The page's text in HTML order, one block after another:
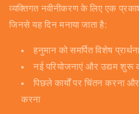
व्यक्तिगत नवीनीकरण के लिए एक
जिनसे यह दिन मनाया जाता है:
हनुमान को समर्पित विशेष
नई परियोजनाएं और उद्यम शुरू
पिछले कार्यों पर चिंतन करना
करना